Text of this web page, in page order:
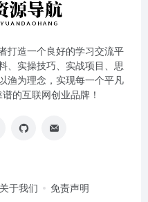
打造一个良好的学习交流平
、实操技巧、实战项目、思
渔为理念，实现每一个平凡
的互联网创业品牌！
关于我们 免责声明